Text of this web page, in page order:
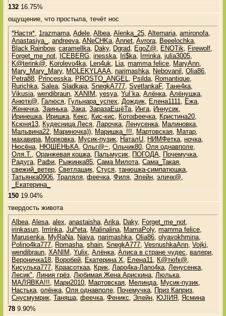
132 16.75%
ощущение, что простыла, течёт нос
*Настя*, 1razmama,Adele,Albea,Alenka_25,Alternaria,amironofa,
Anastasiya_ ,andreeva,ANeCHKa,Annet,Avrora, Beeelochka,
Black Rainbow,caramellka, Daky, Dgrad, EgoZ@, ENOTik, Firewolf,
Forget_me_not, ICEBERG,inesska, Iri$ka, Irrrinka,julia3005,
K@terink@, Korolevo4ka, Len4uk, Lia,mamma felice, MaryAnn,
Mary_Mary_Mary, MOLEKYLAAA,narimashka, Nebovanil ,Olia86,
Petra88, Princesska, PROSTO_ANGEL, Psilda, Romantique,
Rurichka,Salea,Sladkaja,SnegkA777,SvetlankaF,Tане4ка,
Vikusia,wendibraun,XANIM ,yesya,Yul`ka,Алёнка,Алёнушка,
Анютк@, Галюся, Гульнара_успех,Дождик, Елена1111, Ёжа,
Женечка,Заинька,Зака,ЗаразаЕщёТа, Инга, Иннусик,
Иринешка, Иришка, Кекс, Кис-кис, Котофеечка, Кристина20,
Ксюня13, Кудесница Леся,Ларочка,Ленусенка, Малиновка,
Мальвина22, Мариночка)), Маришка_!!!, Мартовская, Матар,
махавира, Морковка, Мусик-пузик, НаталU, НИМФетка,ночка,
Нюсёна, НЮШЕНЬКА,Ольг@~,Ольчик80,Оля однавполе,
Оля.Т.,Оранжевая кошка, Пальмусик, ПОГОДА, Почемучка,
Радуга, Рафи, Рыжинка85,Сама Милота,Сама_Такая,
свежий_ветер,Светлашик,Стуся,танюшка-симпатюшка,
Татьянка0906,Траляля,феечка,Филя, Элейн,эличк@,
_Екатерина_
150 19.04%
твердость живота
Albea,Alesa,alex,anastaisha,Arika, Daky, Forget_me_not,
irinkasun, Irrrinka,Jul*eta, Malinalina, MamaPoly,mamma felice,
Marusenka, MyRaNa, Naiva,narimashka,Olia86,olyavokhmina,
Polino4ka777, Romasha,shain,SnegkA777,VesnushkaAnn,Vojki,
wendibraun,XANIM ,Yulix,Алёнка,Алиса в стране чудес,валери,
Вероничка18, Воробей, Екатерина Х, Елена11, К@тюfк@,
Кисулька777, Краасоткаа, Крик,Ларо4ка-Лапо4ка,Ленусенка,
Лесик",Линия грёз,Любимая Жена Арискина,Люлька,
МАЛЯВКА!!!, Мари2010, Мартовская, Мелинда, Мусик-пузик,
Настька,олёнка,Оля однавполе, Почемучка, Приз Каприз,
Снусмумрик,Таняша,феечка,Феникс, Элейн, ЮJIИЯ,Ясмина
78 9.90%